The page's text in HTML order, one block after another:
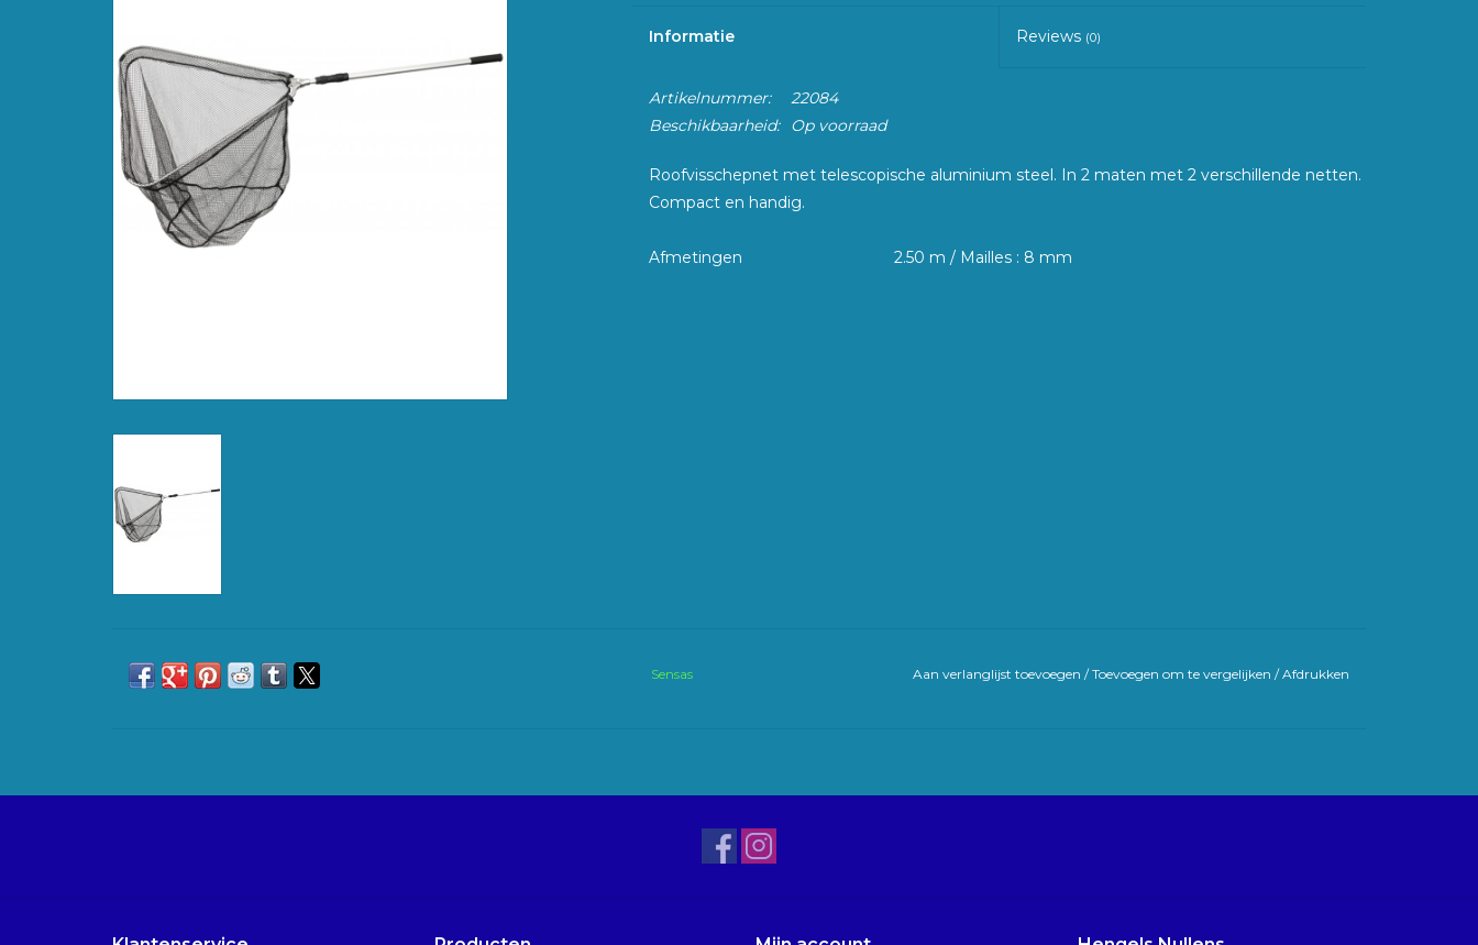
Informatie Reviews (0)
Artikelnummer:
22084
Beschikbaarheid:
Op voorraad
Roofvisschepnet met telescopische aluminium steel. In 2 maten met 2 verschillende netten.
Compact en handig.
Afmetingen 2.50 m / Mailles : 8 mm
Sensas Aan verlanglijst toevoegen /Toevoegen om te vergelijken /Afdrukken